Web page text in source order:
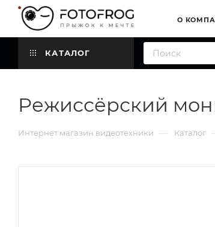
О
КАТАЛОГ
Режиссёрский
Интернет магазин видеотехники — Каталог